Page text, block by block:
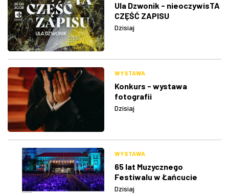
Ula Dzwonik - nieoczywisTA
CZĘŚĆ ZAPISU
Dzisiaj
WYSTAWA
Konkurs - wystawa
fotografii
Dzisiaj
WYSTAWA
65 lat Muzycznego
Festiwalu w Łańcucie
Dzisiaj